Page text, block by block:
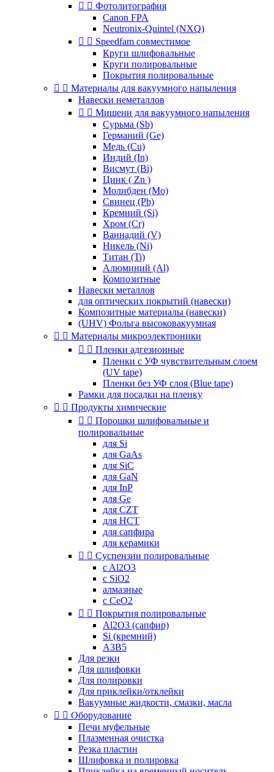
  Фотолитография
Canon FPA
Neutronix-Quintel (NXQ)
  Speedfam совместимое
Круги шлифовальные
Круги полировальные
Покрытия полировальные
  Материалы для вакуумного напыления
Навески неметаллов
  Мишени для вакуумного напыления
Сурьма (Sb)
Германий (Ge)
Медь (Cu)
Индий (In)
Висмут (Bi)
Цинк ( Zn )
Молибден (Mo)
Свинец (Pb)
Кремний (Si)
Хром (Cr)
Ваннадий (V)
Никель (Ni)
Титан (Ti)
Алюминий (Al)
Композитные
Навески металлов
для оптических покрытий (навески)
Композитные материалы (навески)
(UHV) Фольга высоковакуумная
  Материалы микроэлектроники
  Пленки адгезионные
Пленки с УФ чувствительным слоем
(UV tape)
Пленки без УФ слоя (Blue tape)
Рамки для посадки на пленку
  Продукты химические
  Порошки шлифовальные и
полировальные
для Si
для GaAs
для SiC
для GaN
для InP
для Ge
для CZT
для HCT
для сапфира
для керамики
  Суспензии полировальные
c Al2O3
c SiO2
алмазные
с CeO2
  Покрытия полировальные
Al2O3 (сапфир)
Si (кремний)
A3B5
Для резки
Для шлифовки
Для полировки
Для приклейки/отклейки
Вакуумные жидкости, смазки, масла
  Оборудование
Печи муфельные
Плазменная очистка
Резка пластин
Шлифовка и полировка